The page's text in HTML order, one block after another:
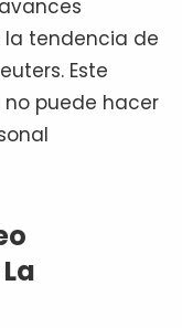
la tendencia de
Este
puede hacer